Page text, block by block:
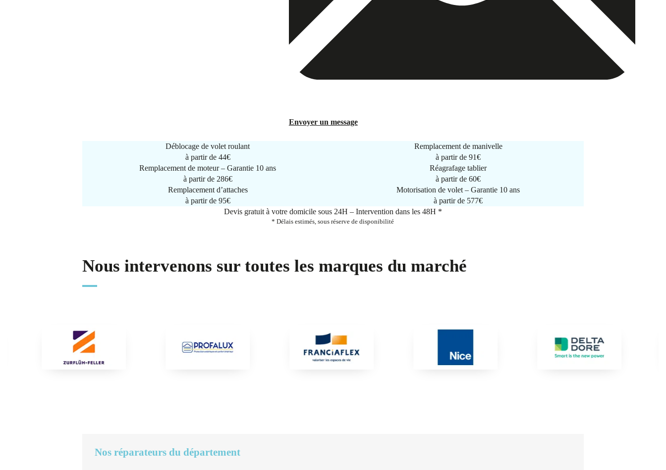
Envoyer un message
Déblocage de volet roulant
à partir de 44€
Remplacement de manivelle
à partir de91€
Remplacement de moteur – Garantie 10 ans
à partir de 286€
Réagrafage tablier
à partir de60€
Remplacement d’attaches
à partir de 95€
Motorisation de volet – Garantie 10 ans
à partir de 577€
Devis gratuit à votre domicile sous 24H – Intervention dans les 48H *
* Délais estimés, sous réserve de disponibilité
Nous intervenons sur toutes les marques du marché
Nos réparateurs du département